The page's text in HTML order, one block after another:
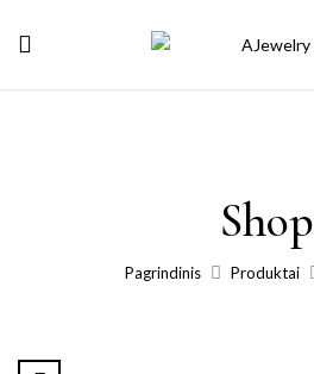
Shop
Pagrindinis Produktai